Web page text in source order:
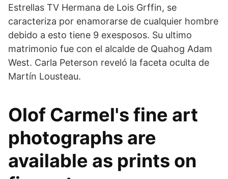
Estrellas TV Hermana de Lois Grffin, se
caracteriza por enamorarse de cualquier hombre
debido a esto tiene 9 exesposos. Su ultimo
matrimonio fue con el alcalde de Quahog Adam
West. Carla Peterson reveló la faceta oculta de
Martín Lousteau.
Olof Carmel's fine art
photographs are
available as prints on